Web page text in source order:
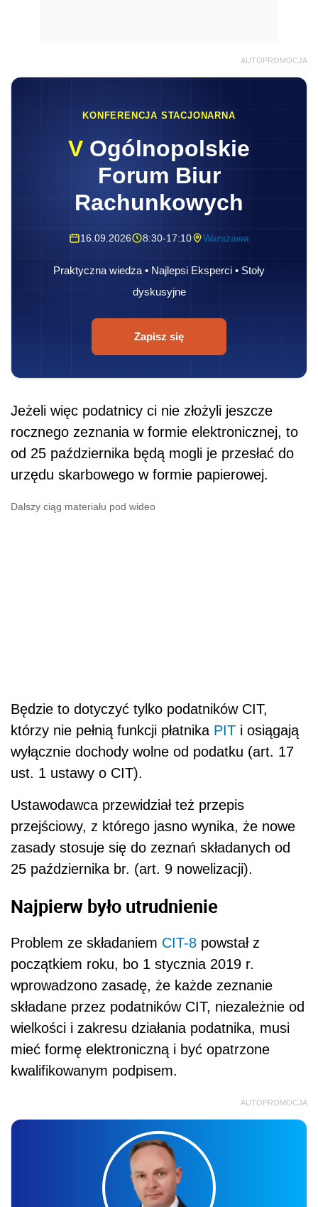
AUTOPROMOCJA
KONFERENCJA STACJONARNA
V Ogólnopolskie
Forum Biur
Rachunkowych
16.09.2026 8:30-17:10 Warszawa
Praktyczna wiedza • Najlepsi Eksperci • Stoły
dyskusyjne
Zapisz się
Jeżeli więc podatnicy ci nie złożyli jeszcze
rocznego zeznania w formie elektronicznej, to
od 25 października będą mogli je przesłać do
urzędu skarbowego w formie papierowej.
Dalszy ciąg materiału pod wideo
Będzie to dotyczyć tylko podatników CIT,
którzy nie pełnią funkcji płatnika PIT i osiągają
wyłącznie dochody wolne od podatku (art. 17
ust. 1 ustawy o CIT).
Ustawodawca przewidział też przepis
przejściowy, z którego jasno wynika, że nowe
zasady stosuje się do zeznań składanych od
25 października br. (art. 9 nowelizacji).
Najpierw było utrudnienie
Problem ze składaniem CIT-8 powstał z
początkiem roku, bo 1 stycznia 2019 r.
wprowadzono zasadę, że każde zeznanie
składane przez podatników CIT, niezależnie od
wielkości i zakresu działania podatnika, musi
mieć formę elektroniczną i być opatrzone
kwalifikowanym podpisem.
AUTOPROMOCJA